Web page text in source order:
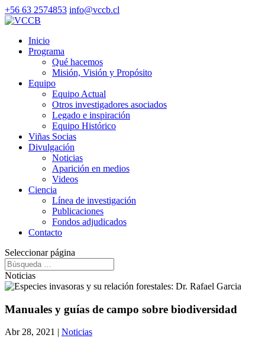
+56 63 2574853 info@vccb.cl
Inicio
Programa
Qué hacemos
Misión, Visión y Propósito
Equipo
Equipo Actual
Otros investigadores asociados
Legado e inspiración
Equipo Histórico
Viñas Socias
Divulgación
Noticias
Aparición en medios
Videos
Ciencia
Línea de investigación
Publicaciones
Fondos adjudicados
Contacto
Seleccionar página
Noticias
Manuales y guías de campo sobre biodiversidad
Abr 28, 2021 | Noticias